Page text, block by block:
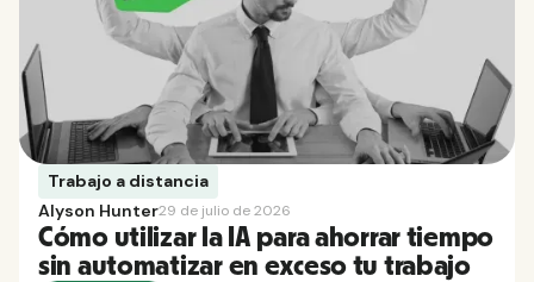
Trabajo a distancia
Alyson Hunter29 de julio de 2026
Cómo utilizar la IA para ahorrar tiempo
sin automatizar en exceso tu trabajo